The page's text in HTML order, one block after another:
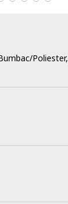
Poliester,